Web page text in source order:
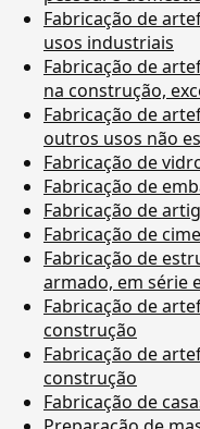
Fabricação de
usos industriais
Fabricação de
na construção,
Fabricação de
outros usos não
Fabricação de
Fabricação de
Fabricação de
Fabricação de
Fabricação de
armado, em série
Fabricação de
construção
Fabricação de
construção
Fabricação de